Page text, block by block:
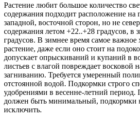
Растение любит большое количество
содержания подходит расположение
западной, восточной сторон, но не
содержания летом +22..+28 градусов, в
градусов. В зимнее время самое важное
растение, даже если оно стоит на
допускает опрыскиваний и купаний в
листьев с влагой повреждает восковой
загниванию. Требуется умеренный
отстоянной водой. Подкормки строго
удобрениями в весенне-летний период.
должен быть минимальный, подкормки
исключить.